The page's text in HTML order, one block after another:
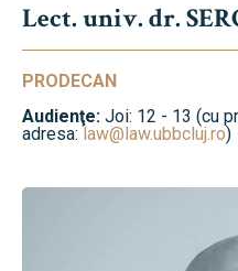
Lect. univ. dr.
PRODECAN
Audienţe: Joi: 12 - 13 (cu
adresa:law@law.ubbcluj.ro)